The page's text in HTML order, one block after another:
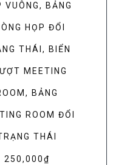
VUÔNG, BẢNG
HỌP ĐỔI
THÁI, BIỂN
MEETING
BẢNG
ROOM ĐỔI
THÁI
250,000₫